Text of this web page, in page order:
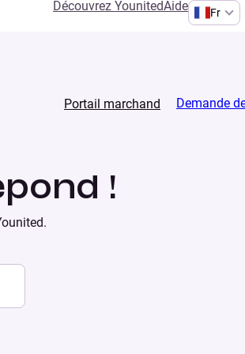
Découvrez YounitedAide Fr
Portail marchand
Demande
!